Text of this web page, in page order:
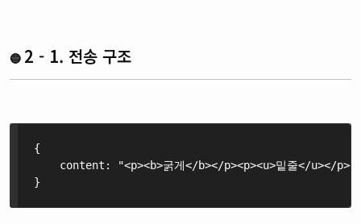
🔵 2 - 1. 전송 구조
{
content: "<p><b>굵게</b></p><p><u>밑줄</u></
}